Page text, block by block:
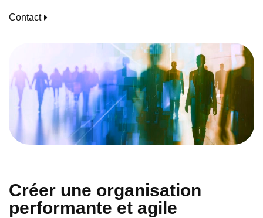
Contact
Créer une organisation
performante et agile